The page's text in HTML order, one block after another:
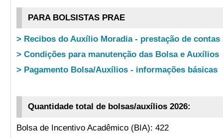
PARA BOLSISTAS PRAE
> Recibos do Auxílio Moradia - prestação de contas
> Condições para manutenção das Bolsa e Auxílios
> Pagamento Bolsa/Auxílios - informações básicas
Quantidade total de bolsas/auxílios 2026:
Bolsa de Incentivo Acadêmico (BIA): 422